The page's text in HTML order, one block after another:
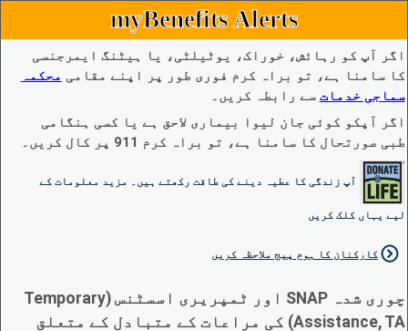
myBenefits Alerts
اگر آپ کو رہائش، خوراک، یوٹیلٹی، یا ہیٹنگ ایمرجنسی
کا سامنا ہے، تو براہ کرم فوری طور پر اپنے مقامی محکمہ
سماجی خدمات سے رابطہ کریں۔
اگر آپکو کوئی جان لیوا بیماری لاحق ہے یا کسی ہنگامی
طبی صورتحال کا سامنا ہے، تو براہ کرم 911 پر کال کریں۔
آپ زندگی کا عطیہ دینے کی طاقت رکھتے ہیں۔ مزید معلومات کے
لیے یہاں کلک کریں
کارکنان کا ہوم پیج ملاحظہ کریں
چوری شدہ SNAP اور ٹمپریری اسسٹنس (Temporary
Assistance, TA) کی مراعات کے متبادل کے متعلق